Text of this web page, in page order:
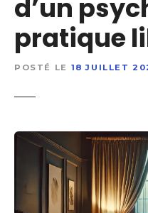
d’un
pratique
POSTÉ LE 18 JUILLET